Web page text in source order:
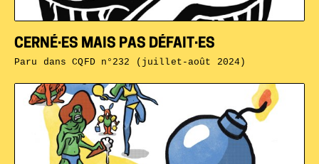
CERNÉ·ES MAIS PAS DÉFAIT·ES
Paru dansCQFD n°232 (juillet-août 2024)